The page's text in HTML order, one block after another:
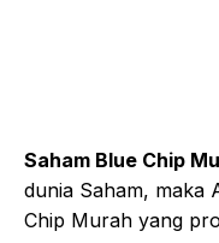
Saham Blue Chip
dunia Saham, maka
Chip Murah yang